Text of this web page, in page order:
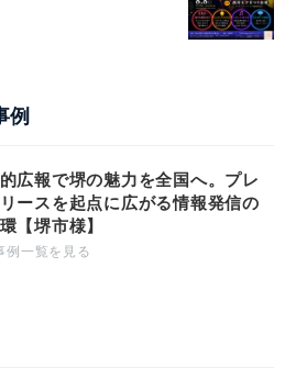
例
広報で堺の魅力を全国へ。プレ
ースを起点に広がる情報発信の
【堺市様】
例一覧を見る